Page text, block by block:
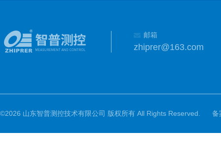
邮箱
zhiprer@163.com
©2026 山东智普测控技术有限公司 版权所有 All Rights Reserved. 备